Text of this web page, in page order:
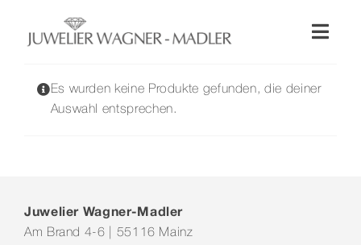
springen
Wellendorff
Es wurden keine Produkte gefunden, die deiner
Auswahl entsprechen.
Juwelier Wagner-Madler
Am Brand 4-6 | 55116 Mainz